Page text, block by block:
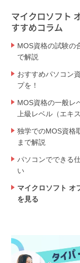
マイクロソフト
すすめコラム
MOS資格の試験の
で解説
おすすめパソコン
プを！
MOS資格の一般レ
上級レベル（エキ
独学でのMOS資格
まで解説
パソコンでできる
い
マイクロソフト オ
を見る